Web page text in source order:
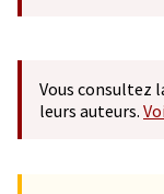
Vous consultez
leurs auteurs.